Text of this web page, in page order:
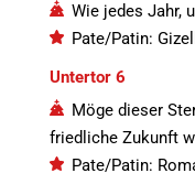
Wie jedes Jahr,
Pate/Patin:
Untertor 6
Möge dieser
friedliche Zukunft
Pate/Patin: